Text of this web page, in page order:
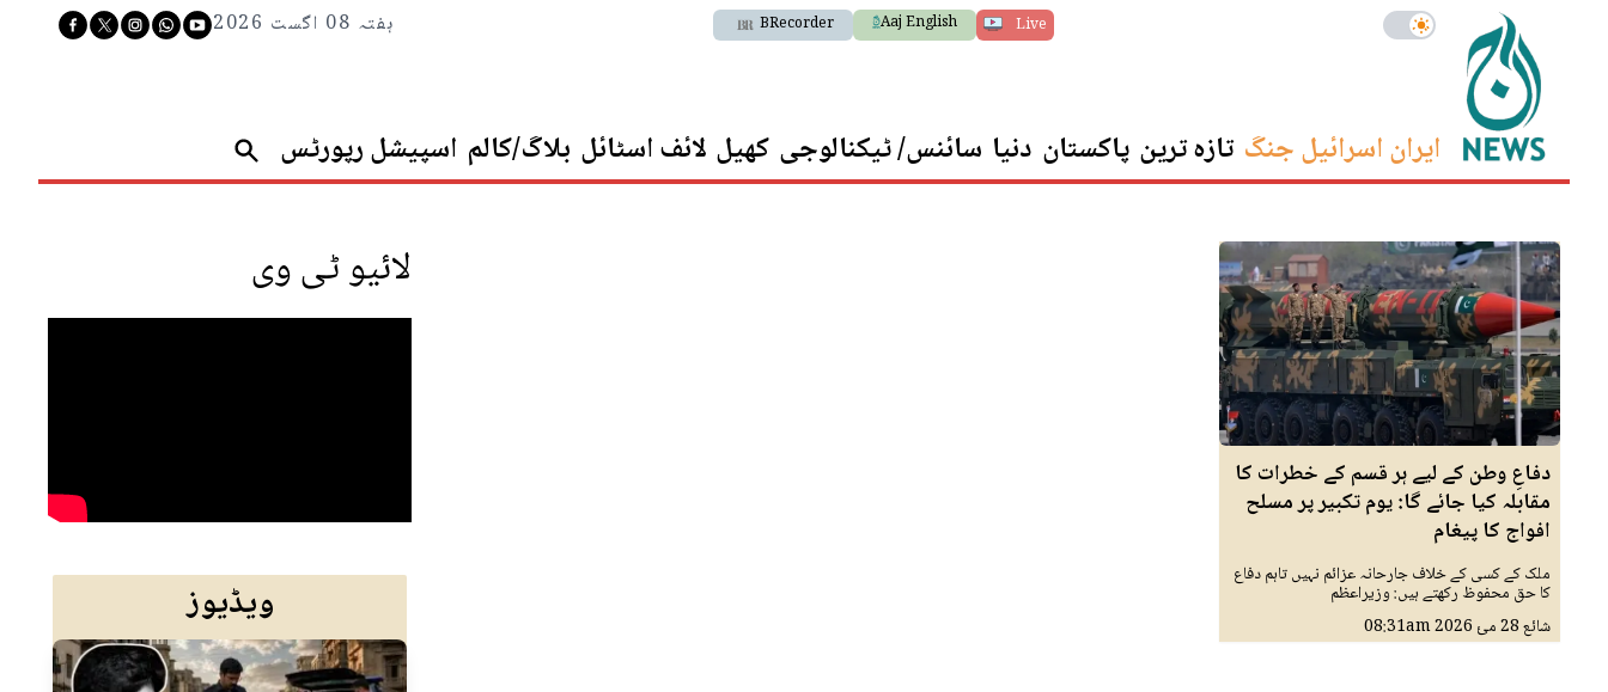
Live
Aaj English
BRecorder ہفتہ 08 اگست 2026
ایران اسرائیل جنگ تازہ ترین پاکستان دنیا سائنس/ ٹیکنالوجی کھیل لائف اسٹائل بلاگ/کالم اسپیشل رپورٹس
دفاعِ وطن کے لیے ہر قسم کے خطرات کا
مقابلہ کیا جائے گا: یوم تکبیر پر مسلح
افواج کا پیغام
ملک کے کسی کے خلاف جارحانہ عزائم نہیں تاہم دفاع
کا حق محفوظ رکھتے ہیں: وزیراعظم
شائع28 مئ 2026 08:31am
لائیو ٹی وی
ویڈیوز